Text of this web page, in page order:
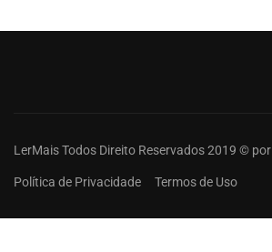
LerMais Todos Direito Reservados 2019 © por
Política de Privacidade Termos de Uso